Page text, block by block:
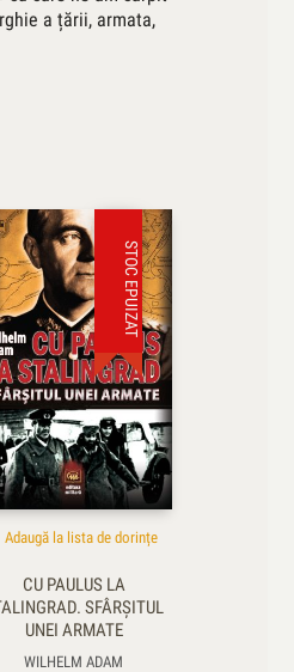
a țării, armata,
STOC EPUIZAT
Adaugă la lista de dorințe
CU PAULUS LA
SFÂRŞITUL
UNEI ARMATE
WILHELM ADAM